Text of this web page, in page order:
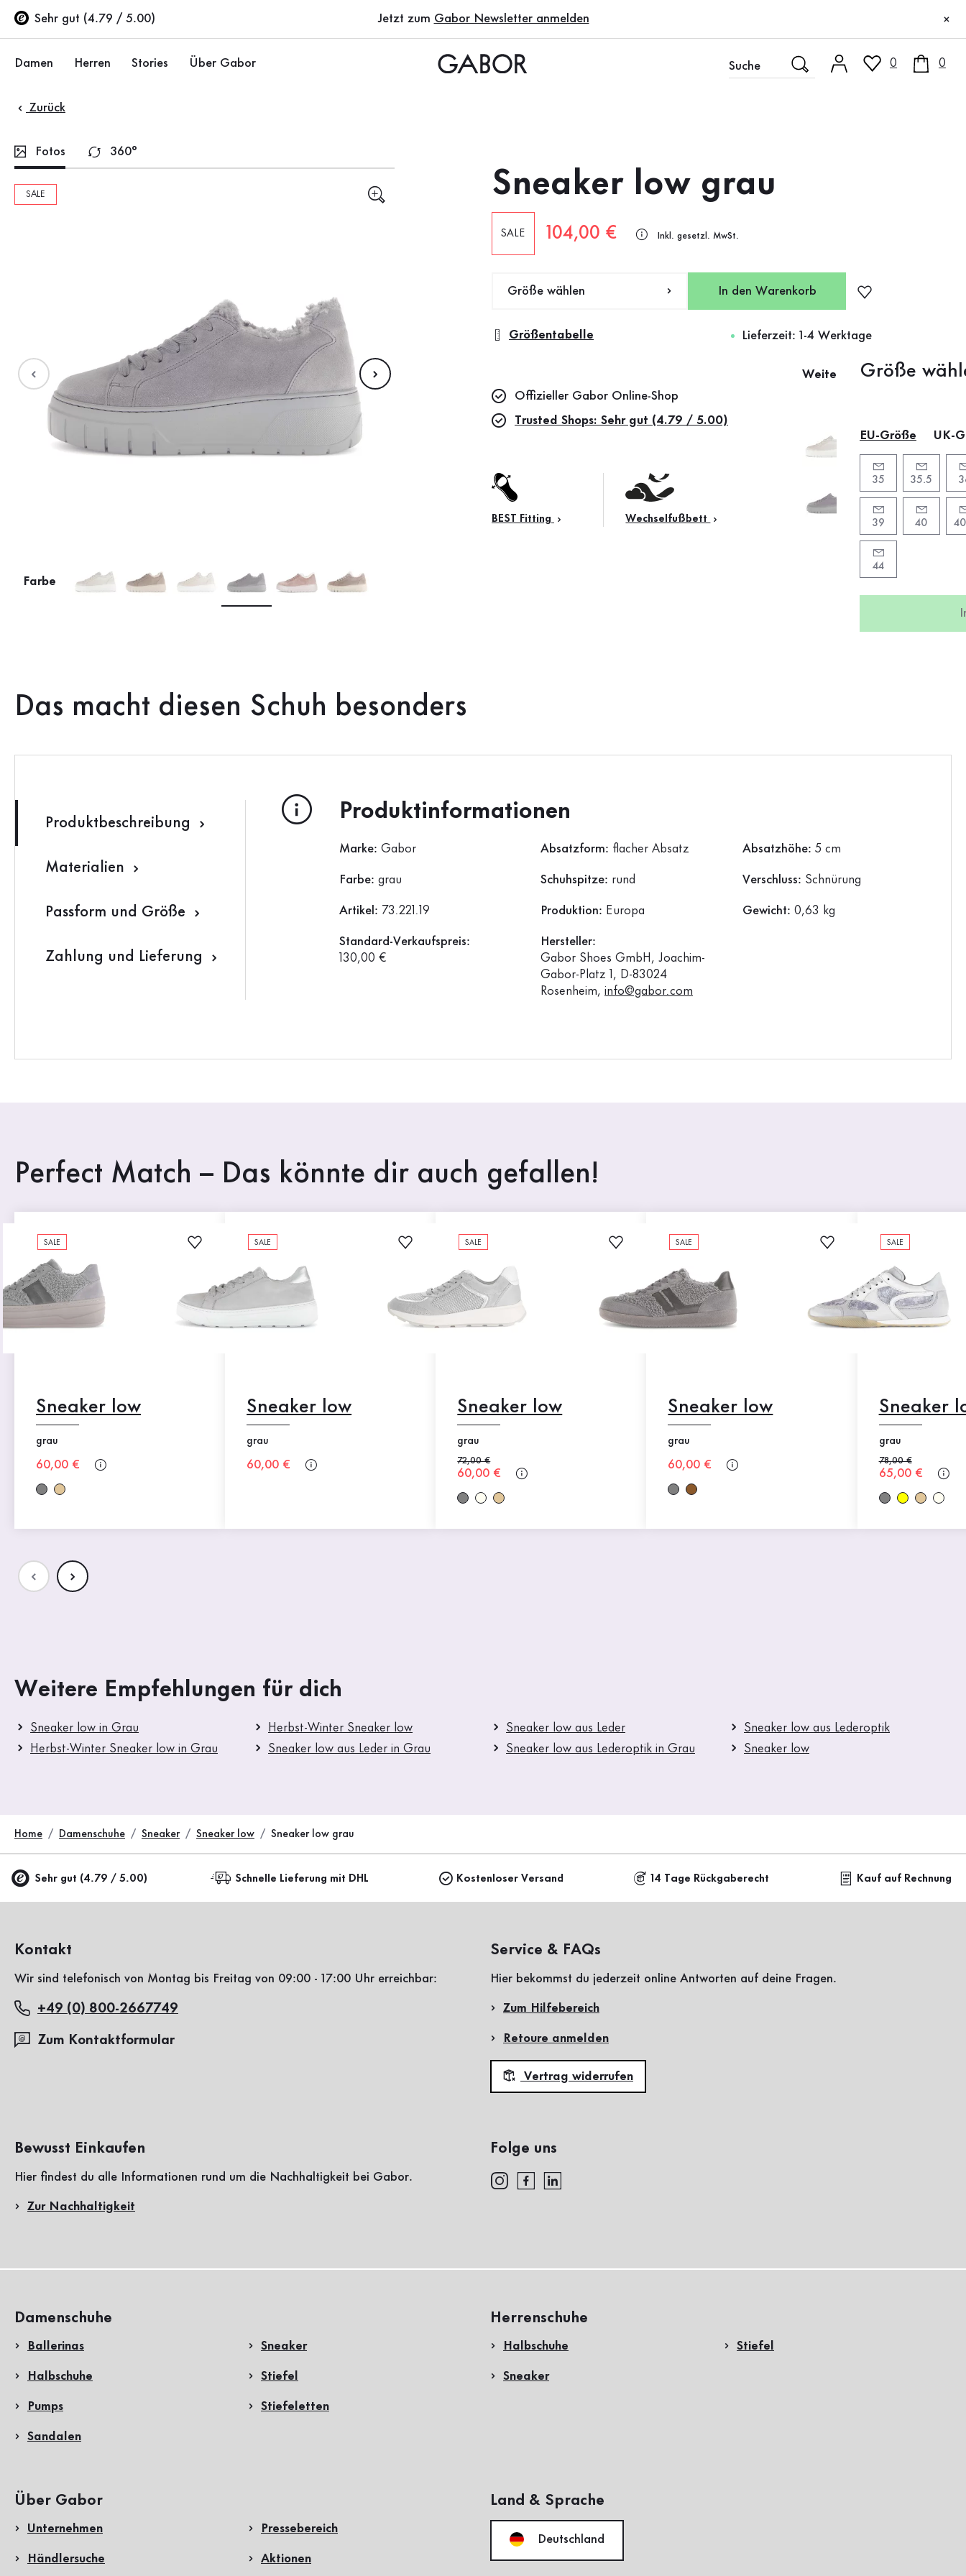
Zum Hauptinhalt
Zum Inhaltsverzeichnis
Zur Hauptnavigation
Sehr gut (4.79 / 5.00)
Jetzt zum Gabor Newsletter anmelden ×
Damen
Schuhe
Ballerinas
Sale %
Accessoires
Taschen
Herren
Sneaker
Stories Über Gabor 0 0
Zurück
Fotos 360°
SALE
Farbe
Sneaker low grau
SALE Neuer Preis
104,00 € Inkl. gesetzl. MwSt.
Größe wählen In den Warenkorb
Größentabelle Lieferzeit: 1-4 Werktage
Weitere Farben
Größe
EU-Größe UK-
35 35.5
39 40
44
Offizieller Gabor Online-Shop
Trusted Shops: Sehr gut (4.79 / 5.00)
BEST Fitting Wechselfußbett
Das macht diesen Schuh besonders
Produktbeschreibung
Materialien
Passform und Größe
Zahlung und Lieferung
Produktinformationen
Marke: Gabor Absatzform: flacher Absatz Absatzhöhe: 5 cm
Farbe: grau Schuhspitze: rund Verschluss: Schnürung
Artikel: 73.221.19 Produktion: Europa Gewicht: 0,63 kg
Standard-Verkaufspreis:
130,00 €
Hersteller:
Gabor Shoes GmbH, Joachim-
Gabor-Platz 1, D-83024
Rosenheim, info@gabor.com
Perfect Match – Das könnte dir auch gefallen!
SALE
Sneaker low
grau
Neuer Preis
60,00 €
SALE
Sneaker low
grau
Neuer Preis
60,00 €
SALE
Sneaker low
grau
Alter Preis
72,00 €
Neuer Preis
60,00 €
SALE
Sneaker low
grau
Neuer Preis
60,00 €
SALE
Sneaker
grau
Alter Preis
78,00 €
Neuer Preis
65,00 €
Weitere Empfehlungen für dich
Sneaker low in Grau Herbst-Winter Sneaker low Sneaker low aus Leder
Sneaker low aus Lederoptik
Herbst-Winter Sneaker low in Grau
Sneaker low aus Leder in Grau Sneaker low aus Lederoptik in Grau Sneaker low
Home Damenschuhe Sneaker Sneaker low Sneaker low grau
Sehr gut (4.79 / 5.00) Schnelle Lieferung mit DHL Kostenloser Versand 14 Tage Rückgaberecht Kauf auf Rechnung
Kontakt
Wir sind telefonisch von Montag bis Freitag von 09:00 - 17:00 Uhr erreichbar:
+49 (0) 800-2667749
Zum Kontaktformular
Service & FAQs
Hier bekommst du jederzeit online Antworten auf deine Fragen.
Zum Hilfebereich
Retoure anmelden
Vertrag widerrufen
Bewusst Einkaufen
Hier findest du alle Informationen rund um die Nachhaltigkeit bei Gabor.
Zur Nachhaltigkeit
Folge uns
Damenschuhe
Ballerinas
Halbschuhe
Pumps
Sandalen
Sneaker
Stiefel
Stiefeletten
Herrenschuhe
Halbschuhe
Sneaker
Stiefel
Über Gabor
Unternehmen
Händlersuche
Pressebereich
Aktionen
Land & Sprache
Deutschland